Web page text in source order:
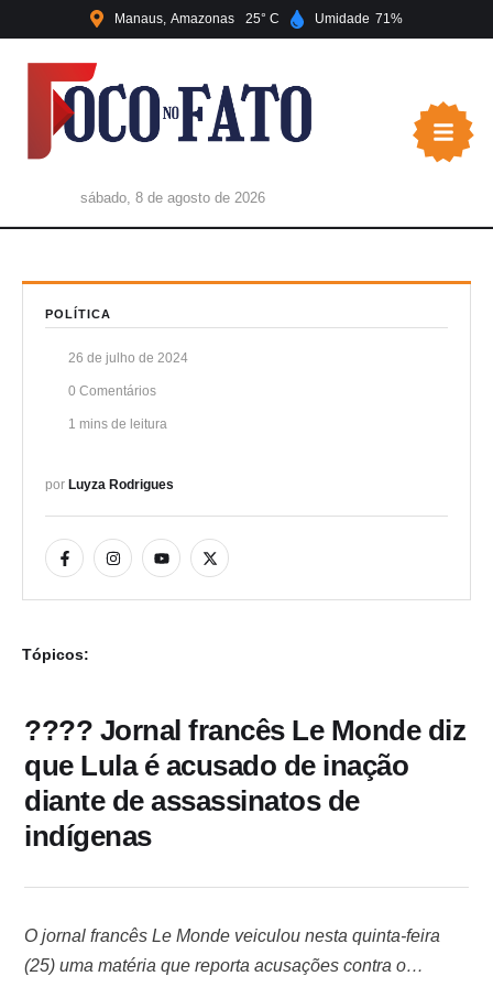
Manaus Amazonas 25 Umidade 71
sábado, 8 de agosto de 2026
POLÍTICA
26 de julho de 2024
0 Comentários
1 mins de leitura
por Luyza Rodrigues
Tópicos:
???? Jornal francês Le Monde diz
que Lula é acusado de inação
diante de assassinatos de
indígenas
O jornal francês Le Monde veiculou nesta quinta-feira
(25) uma matéria que reporta acusações contra o